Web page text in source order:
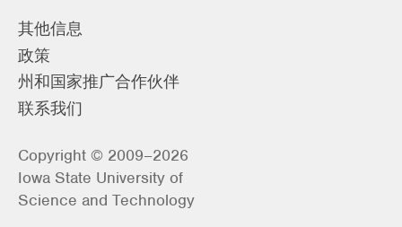
其他信息
政策
州和国家推广合作伙伴
联系我们
Copyright © 2009–2026
Iowa State University of
Science and Technology